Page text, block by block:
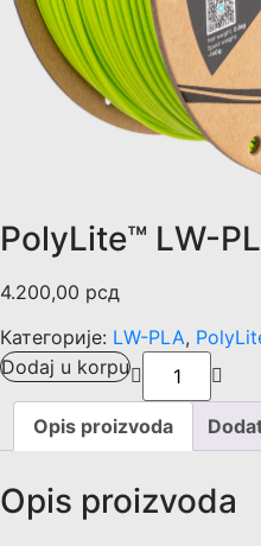
PolyLite™ LW-
4.200,00 рсд
Категорије: LW-PLA,
Dodaj u korpu
Opis proizvoda
Opis proizvoda